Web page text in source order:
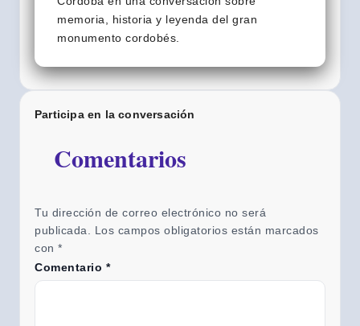
memoria, historia y leyenda del gran
monumento cordobés.
Participa en la conversación
Comentarios
Tu dirección de correo electrónico no será
publicada.
Los campos obligatorios están marcados
con *
Comentario *